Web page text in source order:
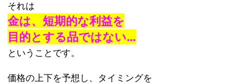
それは
金は、短期的な利益を
目的とする品ではない…
ということです。
価格の上下を予想し、タイミングを